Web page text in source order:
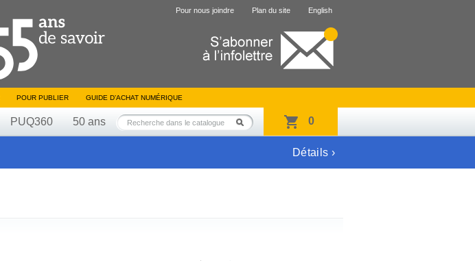
Pour nous joindre Plan du site English
POUR PUBLIER GUIDE D’ACHAT NUMÉRIQUE
PUQ360 50 ans 0
Détails ›